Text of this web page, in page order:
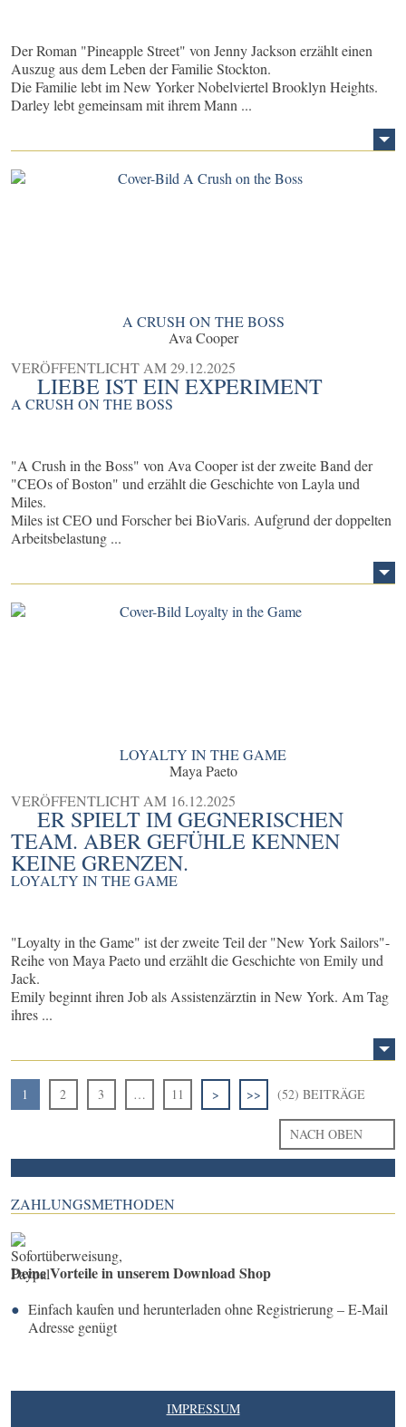
Der Roman "Pineapple Street" von Jenny Jackson erzählt einen
Auszug aus dem Leben der Familie Stockton.
Die Familie lebt im New Yorker Nobelviertel Brooklyn Heights.
Darley lebt gemeinsam mit ihrem Mann ...
A CRUSH ON THE BOSS
Ava Cooper
VERÖFFENTLICHT AM29.12.2025
LIEBE IST EIN EXPERIMENT
A CRUSH ON THE BOSS
"A Crush in the Boss" von Ava Cooper ist der zweite Band der
"CEOs of Boston" und erzählt die Geschichte von Layla und
Miles.
Miles ist CEO und Forscher bei BioVaris. Aufgrund der doppelten
Arbeitsbelastung ...
LOYALTY IN THE GAME
Maya Paeto
VERÖFFENTLICHT AM 16.12.2025
ER SPIELT IM GEGNERISCHEN
TEAM. ABER GEFÜHLE KENNEN
KEINE GRENZEN.
LOYALTY IN THE GAME
"Loyalty in the Game" ist der zweite Teil der "New York Sailors"-
Reihe von Maya Paeto und erzählt die Geschichte von Emily und
Jack.
Emily beginnt ihren Job als Assistenzärztin in New York. Am Tag
ihres ...
1 2 3 … 11 > >> (52) BEITRÄGE
NACH OBEN
ZAHLUNGSMETHODEN
Deine Vorteile in unserem Download Shop
Einfach kaufen und herunterladen ohne Registrierung – E-Mail
Adresse genügt
IMPRESSUM